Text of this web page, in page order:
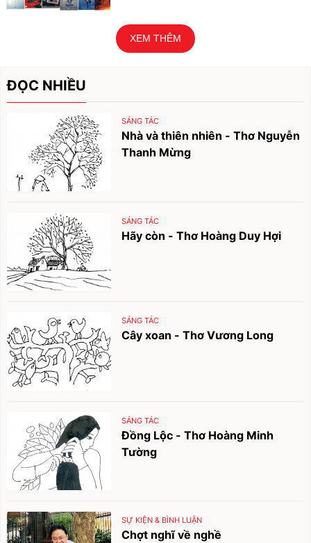
XEM THÊM
ĐỌC NHIỀU
SÁNG TÁC
Nhà và thiên nhiên - Thơ Nguyễn
Thanh Mừng
SÁNG TÁC
Hãy còn - Thơ Hoàng Duy Hợi
SÁNG TÁC
Cây xoan - Thơ Vương Long
SÁNG TÁC
Đồng Lộc - Thơ Hoàng Minh
Tường
SỰ KIỆN & BÌNH LUẬN
Chợt nghĩ về nghề